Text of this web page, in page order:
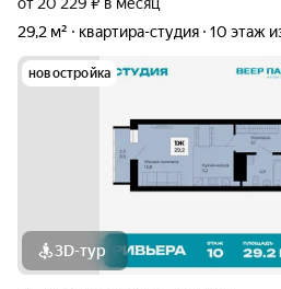
29,2 м²
квартира-студия 10 этаж
новостройка
3D-тур